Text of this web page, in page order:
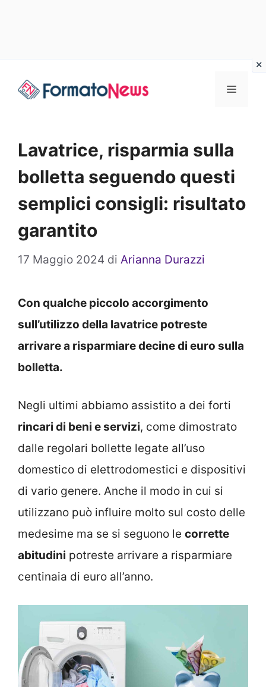
Menu
Lavatrice, risparmia sulla
bolletta seguendo questi
semplici consigli: risultato
garantito
17 Maggio 2024 di Arianna Durazzi
Con qualche piccolo accorgimento
sull’utilizzo della lavatrice potreste
arrivare a risparmiare decine di euro sulla
bolletta.
Negli ultimi abbiamo assistito a dei forti
rincari di beni e servizi, come dimostrato
dalle regolari bollette legate all’uso
domestico di elettrodomestici e dispositivi
di vario genere. Anche il modo in cui si
utilizzano può influire molto sul costo delle
medesime ma se si seguono le corrette
abitudini potreste arrivare a risparmiare
centinaia di euro all’anno.